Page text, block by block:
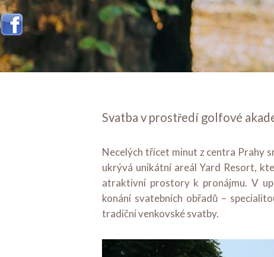
Svatba v prostředí golfové
Necelých třicet minut z centra Prahy
ukrývá unikátní areál Yard Resort,
atraktivní prostory k pronájmu. V
konání svatebních obřadů –
tradiční venkovské svatby.